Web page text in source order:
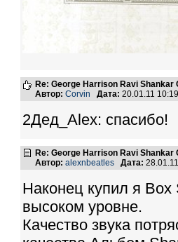
Re: George Harrison Ravi
Автор: Corvin Дата: 20.01.11
2Дед_Alex: спасибо!
Re: George Harrison Ravi
Автор: alexnbeatles Дата:
Наконец купил я
высоком уровне.
Качество звука